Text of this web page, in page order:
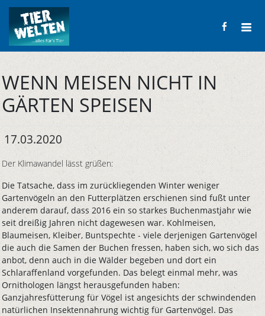
WENN MEISEN NICHT IN
GÄRTEN SPEISEN
17.03.2020
Der Klimawandel lässt grüßen:
Die Tatsache, dass im zurückliegenden Winter weniger
Gartenvögeln an den Futterplätzen erschienen sind fußt unter
anderem darauf, dass 2016 ein so starkes Buchenmastjahr wie
seit dreißig Jahren nicht dagewesen war. Kohlmeisen,
Blaumeisen, Kleiber, Buntspechte - viele derjenigen Gartenvögel
die auch die Samen der Buchen fressen, haben sich, wo sich das
anbot, denn auch in die Wälder begeben und dort ein
Schlaraffenland vorgefunden. Das belegt einmal mehr, was
Ornithologen längst herausgefunden haben:
Ganzjahresfütterung für Vögel ist angesichts der schwindenden
natürlichen Insektennahrung wichtig für Gartenvögel. Das